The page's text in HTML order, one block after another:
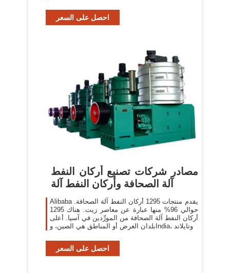
احصل على السعر
مصادر شركات تصنيع أركان النفط
آلة الصحافة وأركان النفط آلة
Alibaba يقدم منتجات 1295 أركان النفط آلة الصحافة.
حوالي 96% منها عبارة عن معاصر زيت. هناك 1295
أركان النفط آلة الصحافة من المورِّدين في آسيا. أعلى
بلدان العرض أو المناطق هي الصين، وIndia، وتايلاند
احصل على السعر